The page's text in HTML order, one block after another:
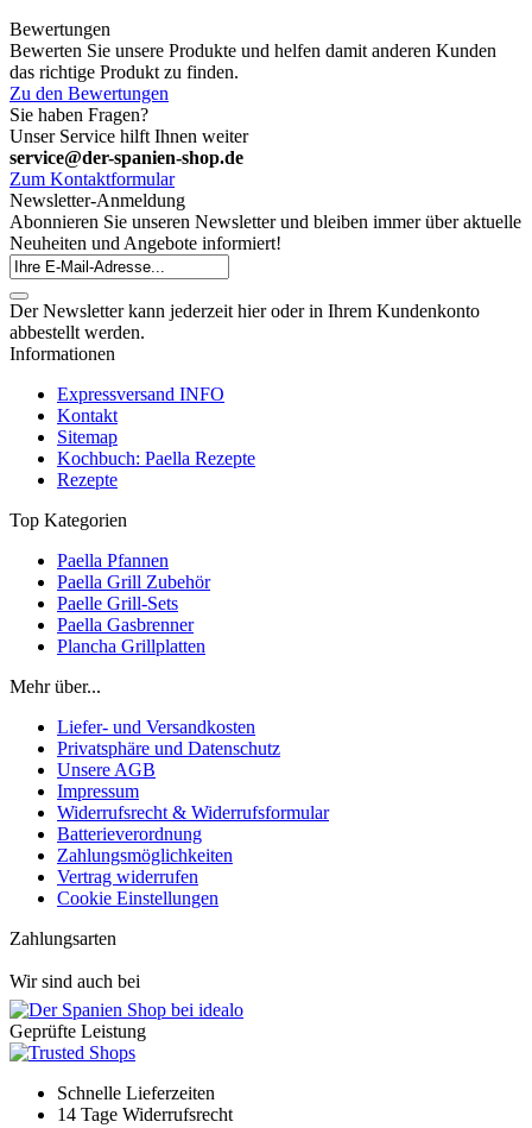
Bewertungen
Bewerten Sie unsere Produkte und helfen damit anderen Kunden
das richtige Produkt zu finden.
Zu den Bewertungen
Sie haben Fragen?
Unser Service hilft Ihnen weiter
service@der-spanien-shop.de
Zum Kontaktformular
Newsletter-Anmeldung
Abonnieren Sie unseren Newsletter und bleiben immer über aktuelle
Neuheiten und Angebote informiert!
Der Newsletter kann jederzeit hier oder in Ihrem Kundenkonto
abbestellt werden.
Informationen
Expressversand INFO
Kontakt
Sitemap
Kochbuch: Paella Rezepte
Rezepte
Top Kategorien
Paella Pfannen
Paella Grill Zubehör
Paelle Grill-Sets
Paella Gasbrenner
Plancha Grillplatten
Mehr über...
Liefer- und Versandkosten
Privatsphäre und Datenschutz
Unsere AGB
Impressum
Widerrufsrecht & Widerrufsformular
Batterieverordnung
Zahlungsmöglichkeiten
Vertrag widerrufen
Cookie Einstellungen
Zahlungsarten
Wir sind auch bei
Geprüfte Leistung
Schnelle Lieferzeiten
14 Tage Widerrufsrecht